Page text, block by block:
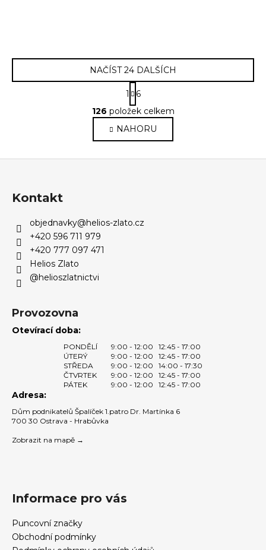
O
v
l
á
d
r
NAČÍST 24 DALŠÍCH
S
t
r
á
n
k
1
6
126 položek celkem
NAHORU
Kontakt
objednavky@helios-zlato.cz
+420 596 711 979
+420 777 097 471
Helios Zlato
@helioszlatnictvi
Provozovna
Otevírací doba:
PONDĚLÍ 9:00 - 12:00
12:45 - 17:00
ÚTERÝ
9:00 - 12:00
12:45 - 17:00
STŘEDA
9:00 - 12:00
14:00 - 17:30
ČTVRTEK
9:00 - 12:00
12:45 - 17:00
PÁTEK
9:00 - 12:00 12:45 - 17:00
Adresa:
Dům podnikatelů Špalíček 1.patro Dr. Martínka 6
700 30 Ostrava - Hrabůvka
Zobrazit na mapě →
Informace pro vás
Puncovní značky
Obchodní podmínky